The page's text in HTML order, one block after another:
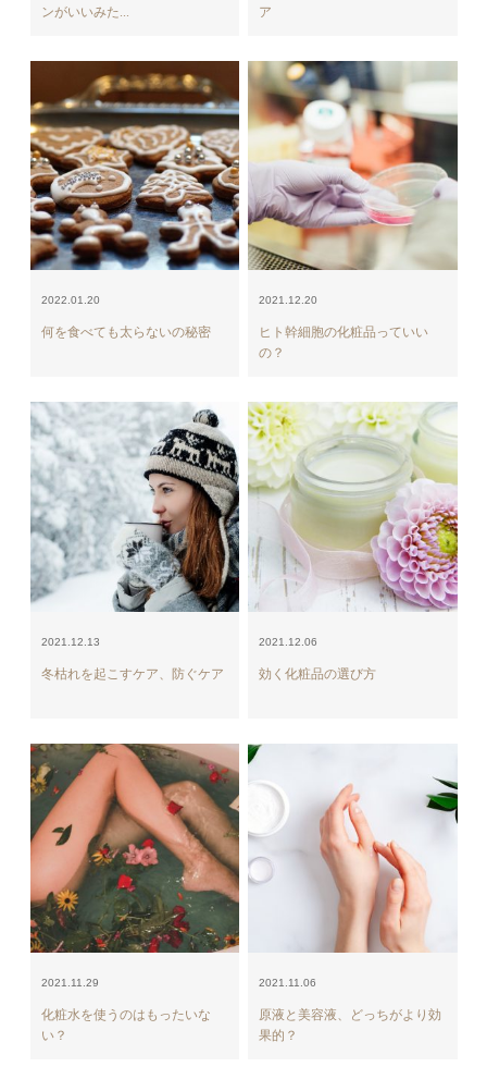
ンがいいみた...
ア
2022.01.20
何を食べても太らないの秘密
2021.12.20
ヒト幹細胞の化粧品っていい
の？
2021.12.13
冬枯れを起こすケア、防ぐケア
2021.12.06
効く化粧品の選び方
2021.11.29
化粧水を使うのはもったいな
い？
2021.11.06
原液と美容液、どっちがより効
果的？